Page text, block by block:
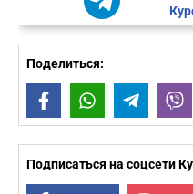
Поделиться:
FacebookWhatsApp
Подписаться на соцсети